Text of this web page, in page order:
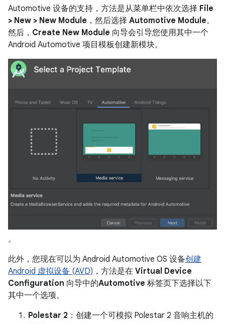
Automotive 设备的支持，方法是从菜单栏中依次选择 File
> New > New Module ，然后选择 Automotive Module。
然后， Create New Module 向导会引导您使用其中一个
Android Automotive 项目模板创建新模块。
。
此外，您现在可以为 Android Automotive OS 设备创建
Android 虚拟设备 (AVD) ，方法是在 Virtual Device
Configuration 向导中的Automotive 标签页下选择以下
其中一个选项。
Polestar 2 ：创建一个可模拟 Polestar 2 音响主机的